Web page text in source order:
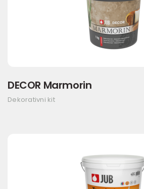
DECOR Marmorin
Dekorativni kit